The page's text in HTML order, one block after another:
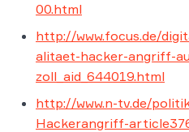
00.html
http://www.focus.de/
alitaet-hacker-angriff-
zoll_aid_644019.html
http://www.n-tv.de/
Hackerangriff-